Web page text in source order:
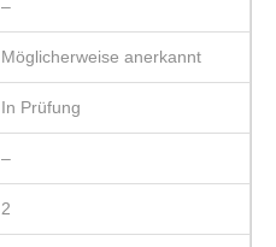
–
Möglicherweise anerkannt
In Prüfung
–
2